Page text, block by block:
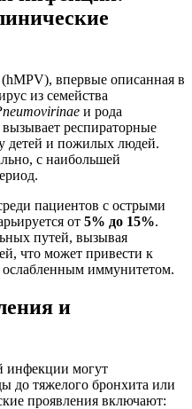
впервые описанная в
из семейства
и рода
респираторные
детей и пожилых людей.
с наибольшей
пациентов с острыми
от 5% до 15%.
путей, вызывая
что может привести к
иммунитетом.
и
инфекции могут
до тяжелого бронхита или
проявления включают: